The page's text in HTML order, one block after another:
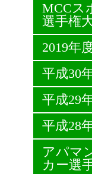
MCCス
選手権
2019年
平成30
平成29
平成28
アパマ
カー選